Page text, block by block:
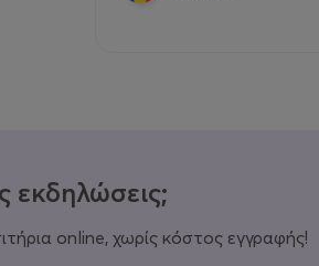
εκδηλώσεις;
online, χωρίς κόστος εγγραφής!